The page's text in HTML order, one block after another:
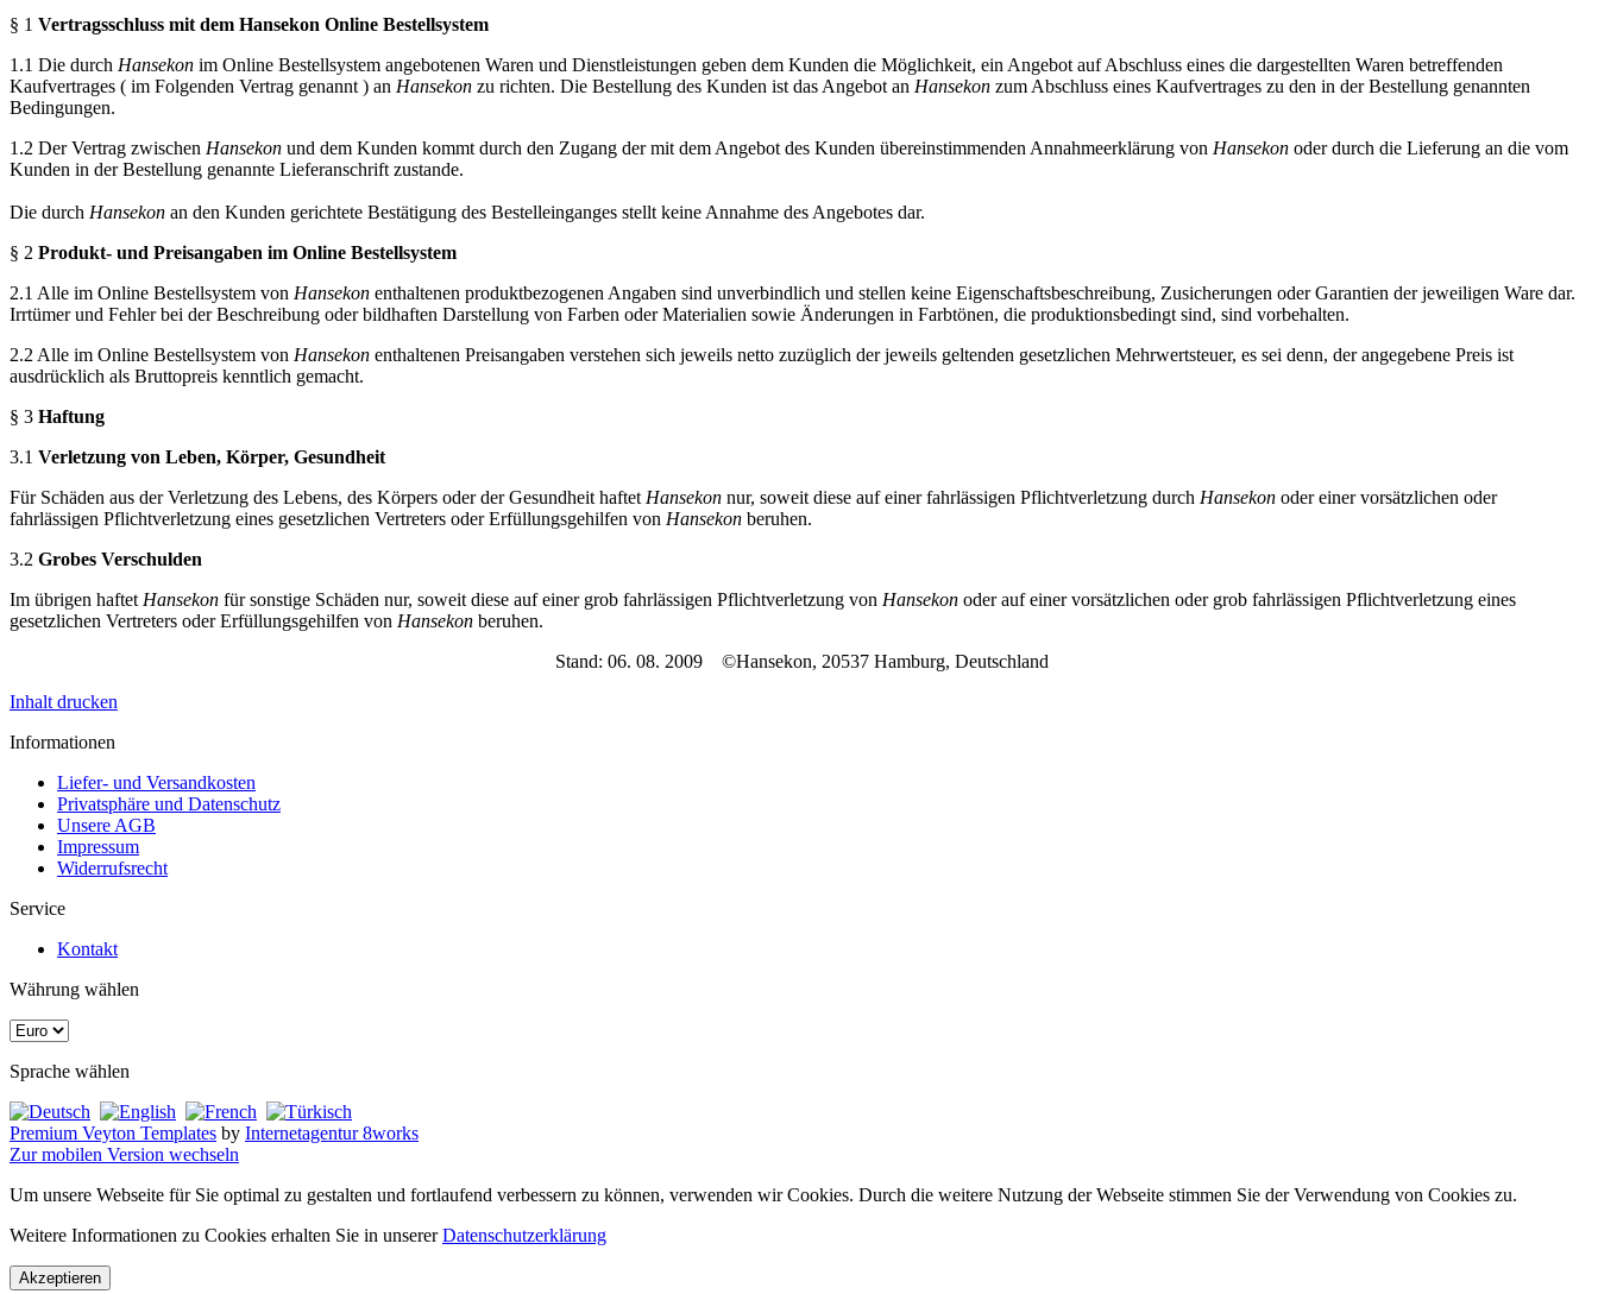
§ 1 Vertragsschluss mit dem Hansekon Online Bestellsystem
1.1 Die durch Hansekon im Online Bestellsystem angebotenen Waren und Dienstleistungen geben dem Kunden die Möglichkeit, ein Angebot auf Abschluss eines die dargestellten Waren betreffenden
Kaufvertrages ( im Folgenden Vertrag genannt ) an Hansekon zu richten. Die Bestellung des Kunden ist das Angebot an Hansekon zum Abschluss eines Kaufvertrages zu den in der Bestellung genannten
Bedingungen.
1.2 Der Vertrag zwischen Hansekon und dem Kunden kommt durch den Zugang der mit dem Angebot des Kunden übereinstimmenden Annahmeerklärung von Hansekon oder durch die Lieferung an die vom
Kunden in der Bestellung genannte Lieferanschrift zustande.
Die durch Hansekon an den Kunden gerichtete Bestätigung des Bestelleinganges stellt keine Annahme des Angebotes dar.
§ 2 Produkt- und Preisangaben im Online Bestellsystem
2.1 Alle im Online Bestellsystem von Hansekon enthaltenen produktbezogenen Angaben sind unverbindlich und stellen keine Eigenschaftsbeschreibung, Zusicherungen oder Garantien der jeweiligen Ware dar.
Irrtümer und Fehler bei der Beschreibung oder bildhaften Darstellung von Farben oder Materialien sowie Änderungen in Farbtönen, die produktionsbedingt sind, sind vorbehalten.
2.2 Alle im Online Bestellsystem von Hansekon enthaltenen Preisangaben verstehen sich jeweils netto zuzüglich der jeweils geltenden gesetzlichen Mehrwertsteuer, es sei denn, der angegebene Preis ist
ausdrücklich als Bruttopreis kenntlich gemacht.
§ 3 Haftung
3.1 Verletzung von Leben, Körper, Gesundheit
Für Schäden aus der Verletzung des Lebens, des Körpers oder der Gesundheit haftet Hansekon nur, soweit diese auf einer fahrlässigen Pflichtverletzung durch Hansekon oder einer vorsätzlichen oder
fahrlässigen Pflichtverletzung eines gesetzlichen Vertreters oder Erfüllungsgehilfen von Hansekon beruhen.
3.2 Grobes Verschulden
Im übrigen haftet Hansekon für sonstige Schäden nur, soweit diese auf einer grob fahrlässigen Pflichtverletzung von Hansekon oder auf einer vorsätzlichen oder grob fahrlässigen Pflichtverletzung eines
gesetzlichen Vertreters oder Erfüllungsgehilfen von Hansekon beruhen.
Stand: 06. 08. 2009 ©Hansekon, 20537 Hamburg, Deutschland
Inhalt drucken
Informationen
Liefer- und Versandkosten
Privatsphäre und Datenschutz
Unsere AGB
Impressum
Widerrufsrecht
Service
Kontakt
Währung wählen
Sprache wählen
Premium Veyton Templates by Internetagentur 8works
Zur mobilen Version wechseln
Um unsere Webseite für Sie optimal zu gestalten und fortlaufend verbessern zu können, verwenden wir Cookies. Durch die weitere Nutzung der Webseite stimmen Sie der Verwendung von Cookies zu.
Weitere Informationen zu Cookies erhalten Sie in unsererDatenschutzerklärung
Akzeptieren